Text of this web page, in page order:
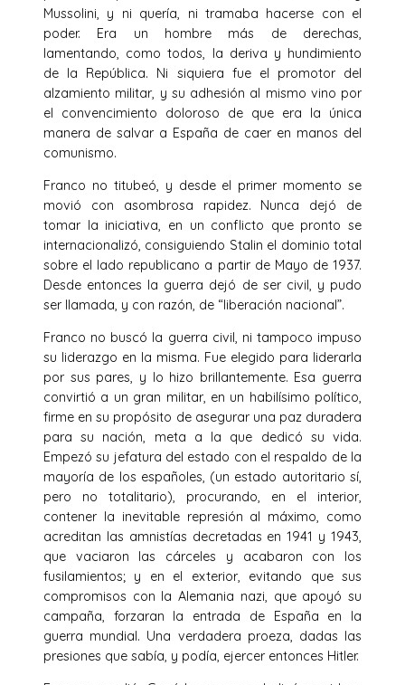
Mussolini, y ni quería, ni tramaba hacerse con el
poder. Era un hombre más de derechas,
lamentando, como todos, la deriva y hundimiento
de la República. Ni siquiera fue el promotor del
alzamiento militar, y su adhesión al mismo vino por
el convencimiento doloroso de que era la única
manera de salvar a España de caer en manos del
comunismo.
Franco no titubeó, y desde el primer momento se
movió con asombrosa rapidez. Nunca dejó de
tomar la iniciativa, en un conflicto que pronto se
internacionalizó, consiguiendo Stalin el dominio total
sobre el lado republicano a partir de Mayo de 1937.
Desde entonces la guerra dejó de ser civil, y pudo
ser llamada, y con razón, de “liberación nacional”.
Franco no buscó la guerra civil, ni tampoco impuso
su liderazgo en la misma. Fue elegido para liderarla
por sus pares, y lo hizo brillantemente. Esa guerra
convirtió a un gran militar, en un habilísimo político,
firme en su propósito de asegurar una paz duradera
para su nación, meta a la que dedicó su vida.
Empezó su jefatura del estado con el respaldo de la
mayoría de los españoles, (un estado autoritario sí,
pero no totalitario), procurando, en el interior,
contener la inevitable represión al máximo, como
acreditan las amnistías decretadas en 1941 y 1943,
que vaciaron las cárceles y acabaron con los
fusilamientos; y en el exterior, evitando que sus
compromisos con la Alemania nazi, que apoyó su
campaña, forzaran la entrada de España en la
guerra mundial. Una verdadera proeza, dadas las
presiones que sabía, y podía, ejercer entonces Hitler.